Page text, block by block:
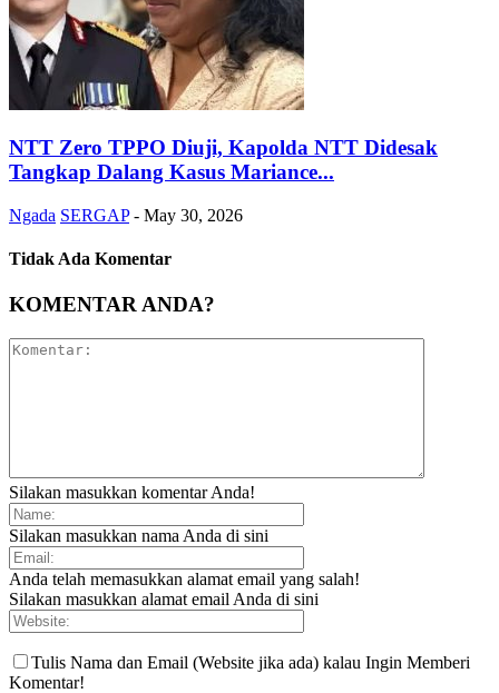
NTT Zero TPPO Diuji, Kapolda NTT Didesak
Tangkap Dalang Kasus Mariance...
Ngada SERGAP - May 30, 2026
Tidak Ada Komentar
KOMENTAR ANDA?
Silakan masukkan komentar Anda!
Silakan masukkan nama Anda di sini
Anda telah memasukkan alamat email yang salah!
Silakan masukkan alamat email Anda di sini
Tulis Nama dan Email (Website jika ada) kalau Ingin Memberi
Komentar!